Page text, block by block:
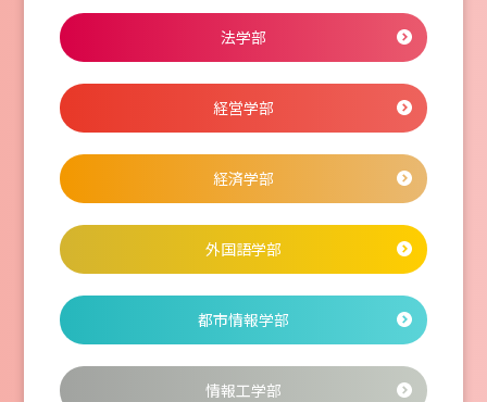
法学部
経営学部
経済学部
外国語学部
都市情報学部
情報工学部